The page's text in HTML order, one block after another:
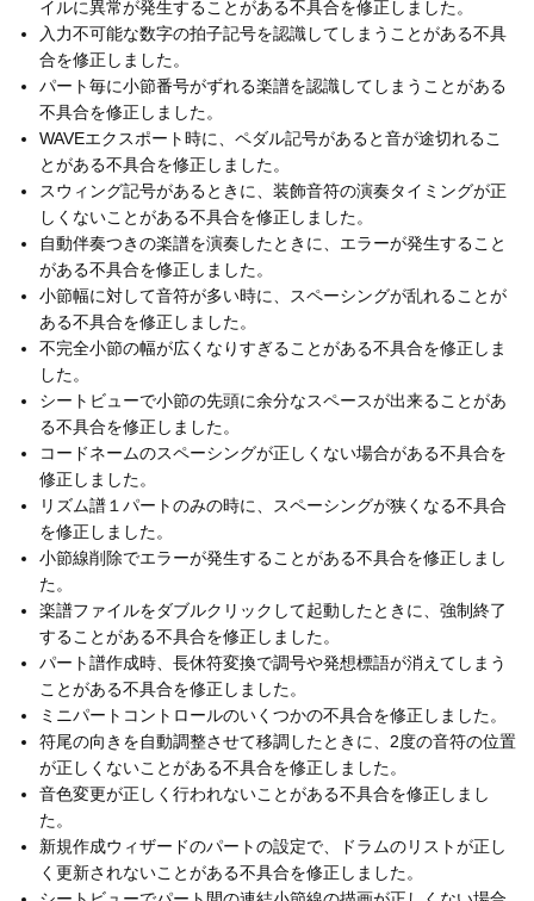
イルに異常が発生することがある不具合を修正しました。
入力不可能な数字の拍子記号を認識してしまうことがある不具
合を修正しました。
パート毎に小節番号がずれる楽譜を認識してしまうことがある
不具合を修正しました。
WAVEエクスポート時に、ペダル記号があると音が途切れるこ
とがある不具合を修正しました。
スウィング記号があるときに、装飾音符の演奏タイミングが正
しくないことがある不具合を修正しました。
自動伴奏つきの楽譜を演奏したときに、エラーが発生すること
がある不具合を修正しました。
小節幅に対して音符が多い時に、スペーシングが乱れることが
ある不具合を修正しました。
不完全小節の幅が広くなりすぎることがある不具合を修正しま
した。
シートビューで小節の先頭に余分なスペースが出来ることがあ
る不具合を修正しました。
コードネームのスペーシングが正しくない場合がある不具合を
修正しました。
リズム譜１パートのみの時に、スペーシングが狭くなる不具合
を修正しました。
小節線削除でエラーが発生することがある不具合を修正しまし
た。
楽譜ファイルをダブルクリックして起動したときに、強制終了
することがある不具合を修正しました。
パート譜作成時、長休符変換で調号や発想標語が消えてしまう
ことがある不具合を修正しました。
ミニパートコントロールのいくつかの不具合を修正しました。
符尾の向きを自動調整させて移調したときに、2度の音符の位置
が正しくないことがある不具合を修正しました。
音色変更が正しく行われないことがある不具合を修正しまし
た。
新規作成ウィザードのパートの設定で、ドラムのリストが正し
く更新されないことがある不具合を修正しました。